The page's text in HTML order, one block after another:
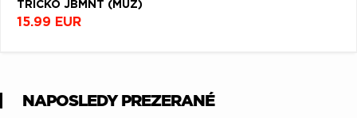
TRIČKO JBMNT (MUŽ)
15.99 EUR
NAPOSLEDY PREZERANÉ